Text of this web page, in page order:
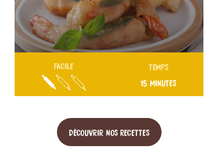
FACILE TEMPS
15 MINUTES
DÉCOUVRIR NOS RECETTES